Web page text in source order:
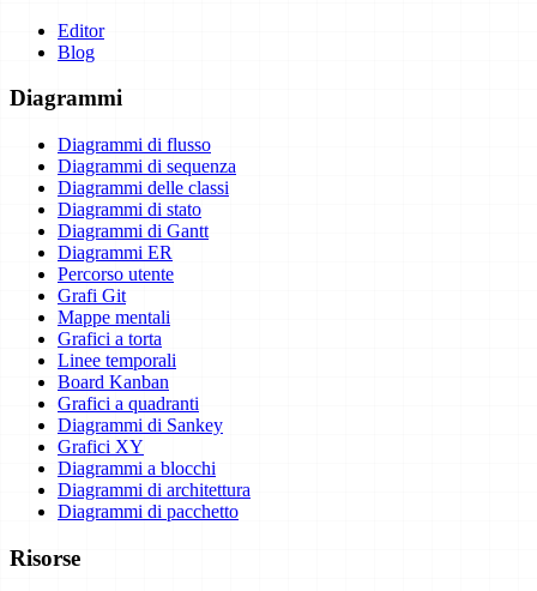
Editor
Blog
Diagrammi
Diagrammi di flusso
Diagrammi di sequenza
Diagrammi delle classi
Diagrammi di stato
Diagrammi di Gantt
Diagrammi ER
Percorso utente
Grafi Git
Mappe mentali
Grafici a torta
Linee temporali
Board Kanban
Grafici a quadranti
Diagrammi di Sankey
Grafici XY
Diagrammi a blocchi
Diagrammi di architettura
Diagrammi di pacchetto
Risorse